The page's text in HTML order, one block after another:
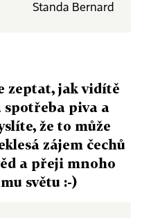
Standa Bernard
zeptat, jak vidítě
spotřeba piva a
že to může
zájem čechů
a přeji mnoho
světu :-)